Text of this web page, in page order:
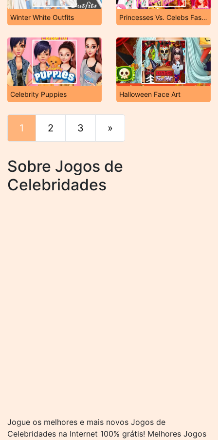
Winter White Outfits Princesses Vs. Celebs Fashion Challenge
Celebrity Puppies Halloween Face Art
1 2 3 »
Sobre Jogos de
Celebridades
Jogue os melhores e mais novos Jogos de
Celebridades na Internet 100% grátis! Melhores Jogos